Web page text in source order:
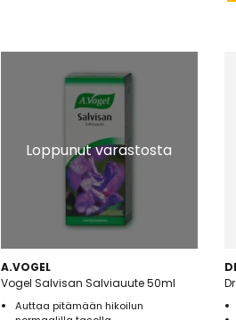
Loppunut varastosta
A.VOGEL
Vogel Salvisan Salviauute 50ml
Auttaa pitämään hikoilun